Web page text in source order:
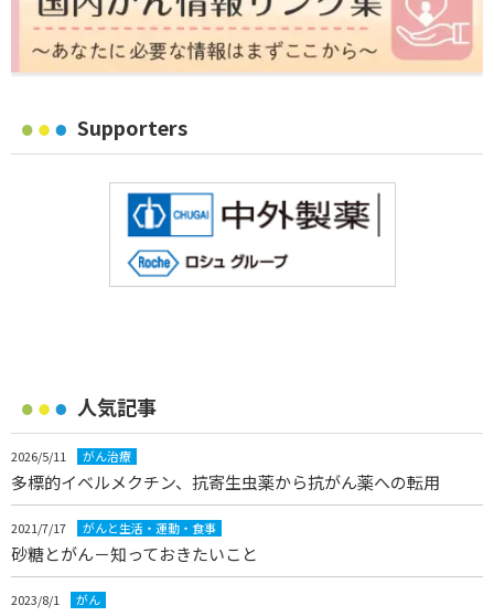
Supporters
人気記事
2026/5/11 がん治療
多標的イベルメクチン、抗寄生虫薬から抗がん薬への転用
2021/7/17 がんと生活・運動・食事
砂糖とがん－知っておきたいこと
2023/8/1 がん